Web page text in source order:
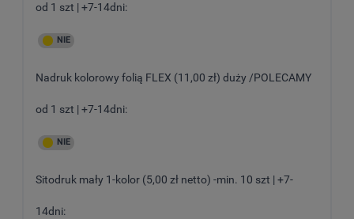
od 1 szt | +7-14dni:
Nadruk kolorowy folią FLEX (11,00 zł) duży /POLECAMY
od 1 szt | +7-14dni:
Sitodruk mały 1-kolor (5,00 zł netto) -min. 10 szt | +7-
14dni: